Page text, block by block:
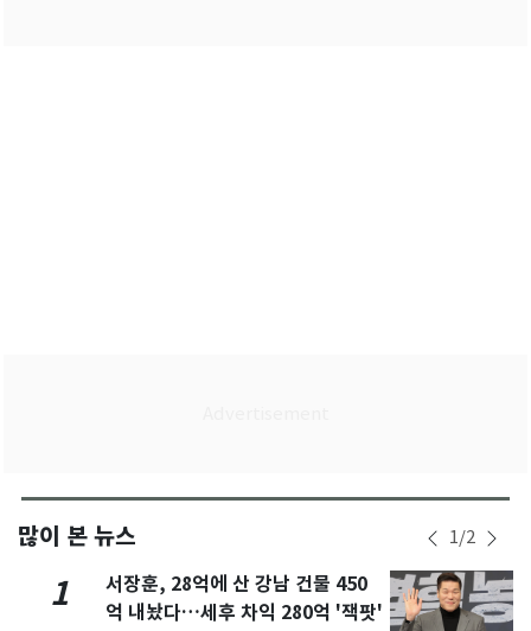
많이 본 뉴스 1/2
1
서장훈, 28억에 산 강남 건물 450
억 내놨다…세후 차익 280억 '잭팟'